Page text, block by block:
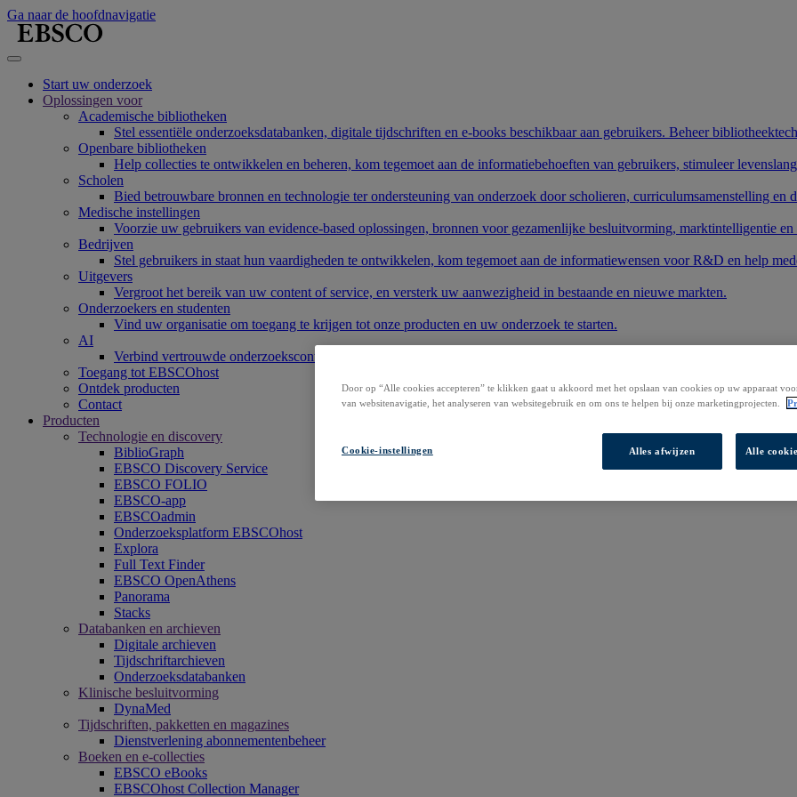
Ga naar de hoofdnavigatie
Start uw onderzoek
Oplossingen voor
Academische bibliotheken
Stel essentiële onderzoeksdatabanken, digitale tijdschriften en e-books beschikbaar aan gebruikers. Beheer
Openbare bibliotheken
Help collecties te ontwikkelen en beheren, kom tegemoet aan de informatiebehoeften van gebruikers, stimuleer
Scholen
Bied betrouwbare bronnen en technologie ter ondersteuning van onderzoek door scholieren, curriculumsamenstelling
Medische instellingen
Voorzie uw gebruikers van evidence-based oplossingen, bronnen voor gezamenlijke besluitvorming, marktintelligentie
Bedrijven
Stel gebruikers in staat hun vaardigheden te ontwikkelen, kom tegemoet aan de informatiewensen voor R&D en help
Uitgevers
Vergroot het bereik van uw content of service, en versterk uw aanwezigheid in bestaande en nieuwe markten.
Onderzoekers en studenten
Vind uw organisatie om toegang te krijgen tot onze producten en uw onderzoek te starten.
AI
Verbind vertrouwde onderzoekscontent met AI-systemen.
Toegang tot EBSCOhost
Ontdek producten
Contact
Producten
Technologie en discovery
BiblioGraph
EBSCO Discovery Service
EBSCO FOLIO
EBSCO-app
EBSCOadmin
Onderzoeksplatform EBSCOhost
Explora
Full Text Finder
EBSCO OpenAthens
Panorama
Stacks
Databanken en archieven
Digitale archieven
Tijdschriftarchieven
Onderzoeksdatabanken
Klinische besluitvorming
DynaMed
Tijdschriften, pakketten en magazines
Dienstverlening abonnementenbeheer
Boeken en e-collecties
EBSCO eBooks
EBSCOhost Collection Manager
Door op “Alle cookies accepteren” te klikken gaat u akkoord met het opslaan van cookies op uw apparaat
van websitenavigatie, het analyseren van websitegebruik en om ons te helpen bij onze marketingprojecten.
Cookie-instellingen Alles afwijzen Alle